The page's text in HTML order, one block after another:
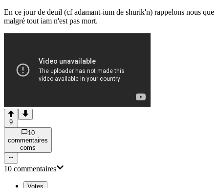
En ce jour de deuil (cf adamant-ium de shurik'n) rappelons nous que
malgré tout iam n'est pas mort.
9
10
commentaires
coms
10 commentaires
Votes